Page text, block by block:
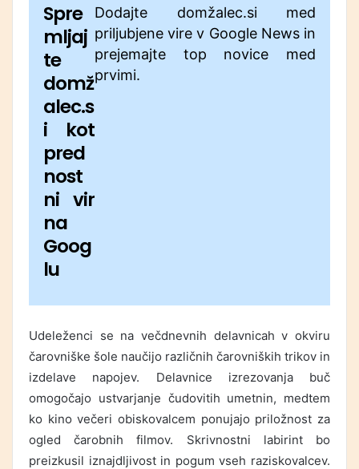
Spre
mljaj
te
domž
alec.s
i kot
pred
nost
ni vir
na
Goog
lu
Dodajte domžalec.si med
priljubjene vire v Google News in
prejemajte top novice med
prvimi.
Udeleženci se na večdnevnih delavnicah v okviru
čarovniške šole naučijo različnih čarovniških trikov in
izdelave napojev. Delavnice izrezovanja buč
omogočajo ustvarjanje čudovitih umetnin, medtem
ko kino večeri obiskovalcem ponujajo priložnost za
ogled čarobnih filmov. Skrivnostni labirint bo
preizkusil iznajdljivost in pogum vseh raziskovalcev.